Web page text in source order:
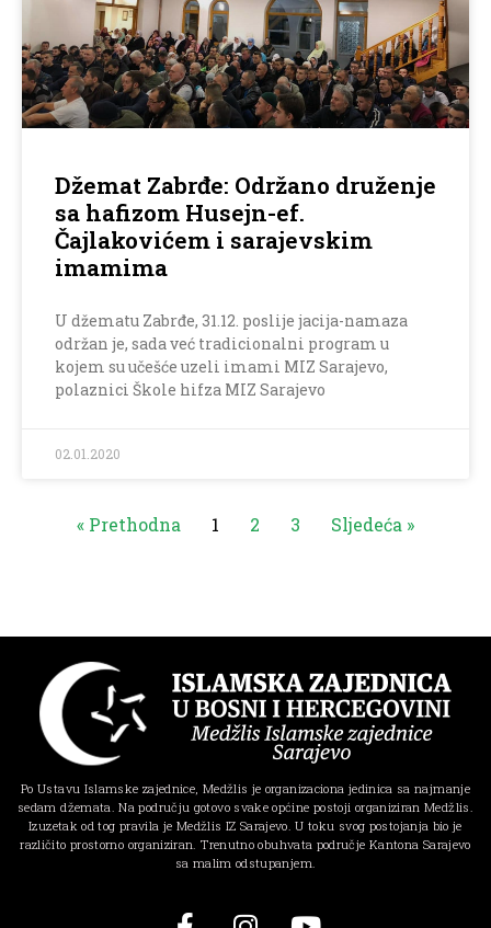
Džemat Zabrđe: Održano druženje
sa hafizom Husejn-ef.
Čajlakovićem i sarajevskim
imamima
U džematu Zabrđe, 31.12. poslije jacija-namaza
održan je, sada već tradicionalni program u
kojem su učešće uzeli imami MIZ Sarajevo,
polaznici Škole hifza MIZ Sarajevo
02.01.2020
« Prethodna 1 2 3 Sljedeća »
Po Ustavu Islamske zajednice, Medžlis je organizaciona jedinica sa najmanje
sedam džemata. Na području gotovo svake općine postoji organiziran Medžlis.
Izuzetak od tog pravila je Medžlis IZ Sarajevo. U toku svog postojanja bio je
različito prostorno organiziran. Trenutno obuhvata područje Kantona Sarajevo
sa malim odstupanjem.